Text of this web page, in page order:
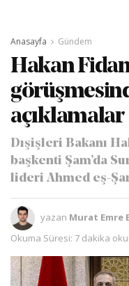
Anasayfa Gündem
Hakan
açıklamalar
Dışişleri Bakanı
başkenti Şam’da
lideri Ahmed eş-
yazan Murat Emre
Okuma Süresi: 7 dakika